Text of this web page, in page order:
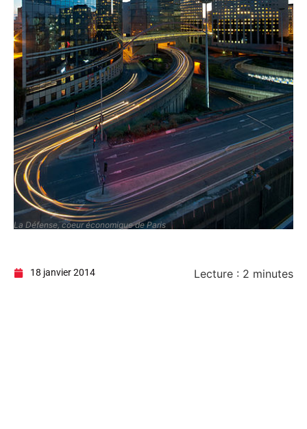
La Défense, coeur économique de Paris
18 janvier 2014 Lecture : 2 minutes